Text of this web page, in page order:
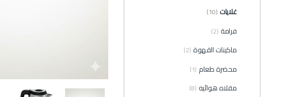
غلايات(10)
فرامة (2)
ماكينات القهوة (2)
محضرة طعام (1)
مقلاه هوائيه (8)